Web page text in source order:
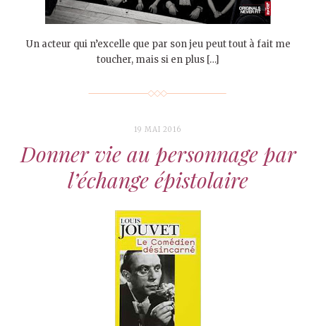
Un acteur qui n’excelle que par son jeu peut tout à fait me
toucher, mais si en plus […]
19 MAI 2016
Donner vie au personnage par
l’échange épistolaire